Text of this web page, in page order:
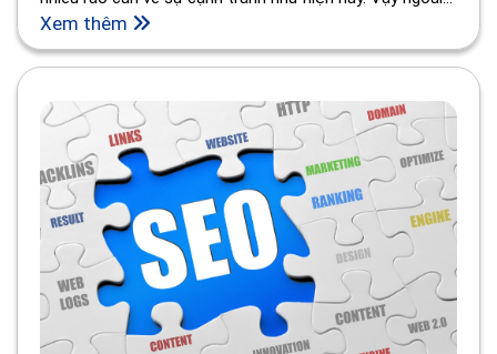
việc phát triển dịch vụ và sản phẩm, đâu là giải pháp tối
ưu cho các doanh nghiệp vừa và nhỏ tiếp cận với khách
hàng một cách nhanh chóng và tiết kiệm chi phí nhất?
Xem thêm